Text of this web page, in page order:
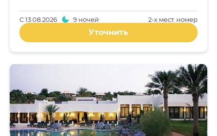
2-x мест. номер
С13.08.2026 9 ночей
Уточнить